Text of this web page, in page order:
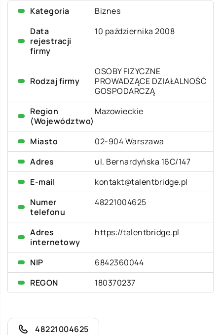
Kategoria
Biznes
Data
rejestracji
firmy
10 października 2008
Rodzaj firmy
OSOBY FIZYCZNE
PROWADZĄCE DZIAŁALNOŚĆ
GOSPODARCZĄ
Region
(Województwo)
Mazowieckie
Miasto
02-904 Warszawa
Adres
ul. Bernardyńska 16C/147
E-mail
kontakt@talentbridge.pl
Numer
telefonu
48221004625
Adres
internetowy
https://talentbridge.pl
NIP
6842360044
REGON
180370237
48221004625